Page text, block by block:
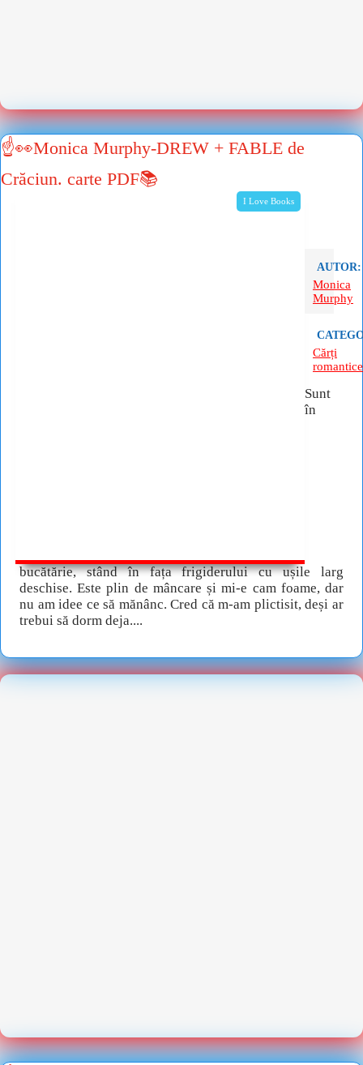
I Love Books
☝👀Monica Murphy-DREW + FABLE de
Crăciun. carte PDF📚
AUTOR:
Monica
Murphy
Cărți
romantice
Sunt
în
bucătărie, stând în fața frigiderului cu ușile larg
deschise. Este plin de mâncare și mi-e cam foame, dar
nu am idee ce să mănânc. Cred că m-am plictisit, deși ar
trebui să dorm deja....